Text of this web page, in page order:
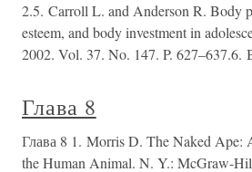
2.5. Carroll L. and Anderson R. Body
esteem, and body investment in
2002. Vol. 37. No. 147. P. 627–637.6.
Глава 8
Глава 8 1. Morris D. The Naked Ape:
the Human Animal. N. Y.: McGraw-